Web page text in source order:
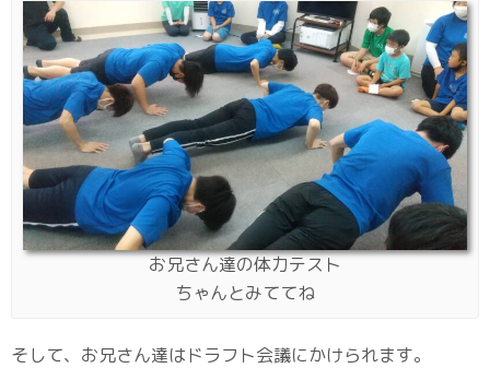
お兄さん達の体力テスト
ちゃんとみててね
そして、お兄さん達はドラフト会議にかけられます。